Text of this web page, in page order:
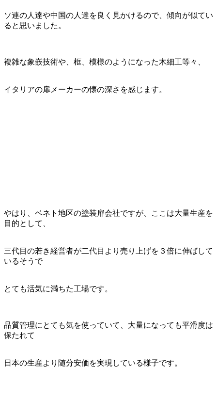
ソ連の人達や中国の人達を良く見かけるので、傾向が似てい
ると思いました。
複雑な象嵌技術や、框、模様のようになった木細工等々、
イタリアの扉メーカーの懐の深さを感じます。
やはり、ベネト地区の塗装扉会社ですが、ここは大量生産を
目的として、
三代目の若き経営者が二代目より売り上げを３倍に伸ばして
いるそうで
とても活気に満ちた工場です。
品質管理にとても気を使っていて、大量になっても平滑度は
保たれて
日本の生産より随分安価を実現している様子です。